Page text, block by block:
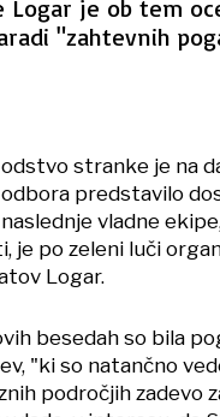
Logar je ob tem
"zahtevnih
odstvo stranke je na
odbora predstavilo
naslednje vladne
je po zeleni luči
Logar.
besedah so bila
"ki so natančno
področjih zadevo